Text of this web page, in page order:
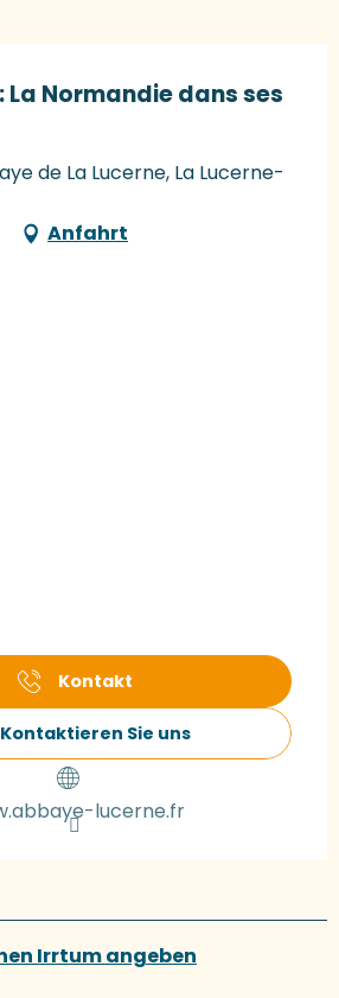
La Normandie dans ses
de La Lucerne, La Lucerne-
Anfahrt
Kontakt
Kontaktieren Sie uns
lucerne.fr
Irrtum angeben